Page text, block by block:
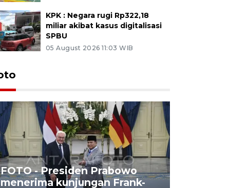
KPK : Negara rugi Rp322,18
miliar akibat kasus digitalisasi
SPBU
05 August 2026 11:03 WIB
FOTO - Presiden Prabowo
menerima kunjungan Frank-